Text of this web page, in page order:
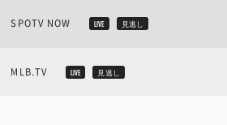
SPOTV NOW LIVE 見逃し
MLB.TV LIVE 見逃し